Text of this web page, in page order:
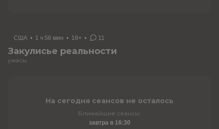
США • 1 ч 56 мин • 18+ • 11
Закулисье реальности
ужасы
На сегодня сеансов не осталось
Ближайшие сеансы:
завтра в 16:30